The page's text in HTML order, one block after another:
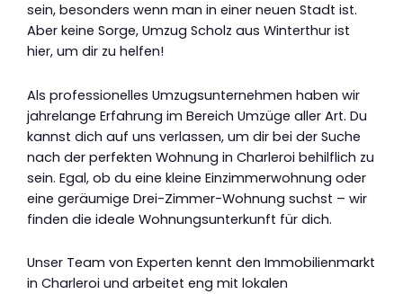
sein, besonders wenn man in einer neuen Stadt ist.
Aber keine Sorge, Umzug Scholz aus Winterthur ist
hier, um dir zu helfen!
Als professionelles Umzugsunternehmen haben wir
jahrelange Erfahrung im Bereich Umzüge aller Art. Du
kannst dich auf uns verlassen, um dir bei der Suche
nach der perfekten Wohnung in Charleroi behilflich zu
sein. Egal, ob du eine kleine Einzimmerwohnung oder
eine geräumige Drei-Zimmer-Wohnung suchst – wir
finden die ideale Wohnungsunterkunft für dich.
Unser Team von Experten kennt den Immobilienmarkt
in Charleroi und arbeitet eng mit lokalen